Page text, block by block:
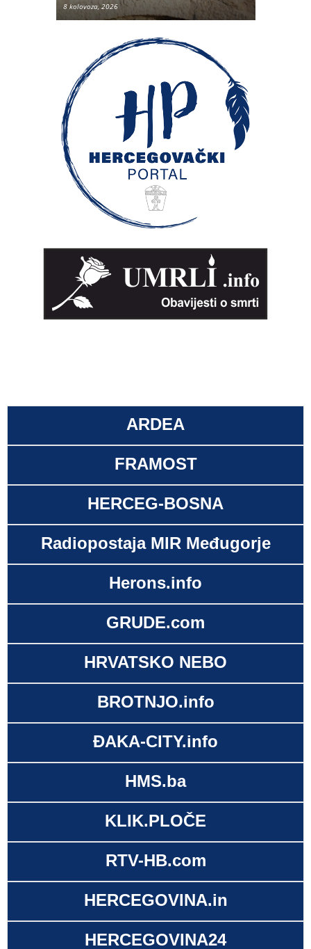
8 kolovoza, 2026
ARDEA
FRAMOST
HERCEG-BOSNA
Radiopostaja MIR Međugorje
Herons.info
GRUDE.com
HRVATSKO NEBO
BROTNJO.info
ĐAKA-CITY.info
HMS.ba
KLIK.PLOČE
RTV-HB.com
HERCEGOVINA.in
HERCEGOVINA24